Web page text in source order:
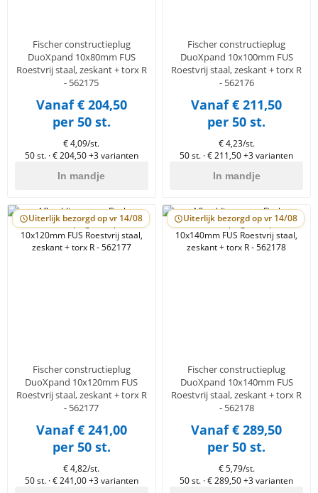
Fischer constructieplug
DuoXpand 10x80mm FUS
Roestvrij staal, zeskant + torx R
- 562175
Vanaf € 204,50
per 50 st.
€ 4,09/st.
50 st. · € 204,50+3 varianten
In mandje
Fischer constructieplug
DuoXpand 10x100mm FUS
Roestvrij staal, zeskant + torx R
- 562176
Vanaf € 211,50
per 50 st.
€ 4,23/st.
50 st. · € 211,50+3 varianten
In mandje
Uiterlijk bezorgd op vr 14/08
Fischer constructieplug
DuoXpand 10x120mm FUS
Roestvrij staal, zeskant + torx R
- 562177
Vanaf € 241,00
per 50 st.
€ 4,82/st.
50 st. · € 241,00+3 varianten
Uiterlijk bezorgd op vr 14/08
Fischer constructieplug
DuoXpand 10x140mm FUS
Roestvrij staal, zeskant + torx R
- 562178
Vanaf € 289,50
per 50 st.
€ 5,79/st.
50 st. · € 289,50+3 varianten